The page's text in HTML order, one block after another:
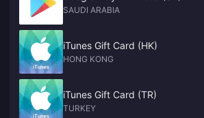
SAUDI ARABIA
iTunes Gift Card (HK)
HONG KONG
iTunes Gift Card (TR)
TURKEY